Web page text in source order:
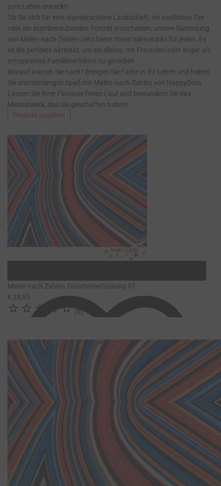
zum Leben erweckt!
Ob Sie sich für eine wunderschöne Landschaft, ein niedliches Tier
oder ein atemberaubendes Porträt entscheiden, unsere Sammlung
von Malen-nach-Zahlen-Sets bietet Ihnen alles etwas für jeden. Es
ist die perfekte Aktivität, um sie alleine, mit Freunden oder sogar als
entspanntes Familienerlebnis zu genießen.
Worauf warten Sie noch? Bringen Sie Farbe in Ihr Leben und haben
Sie stundenlangen Spaß mit Malen-nach-Zahlen von HappyDots.
Lassen Sie Ihrer Fantasie freien Lauf und bewundern Sie das
Meisterwerk, das Sie geschaffen haben!
Produkt ansehen
Malen nach Zahlen Zusammenfassung 01
€ 24,95
    (0)